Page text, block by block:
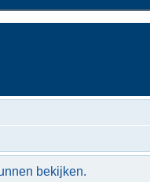
bekijken.